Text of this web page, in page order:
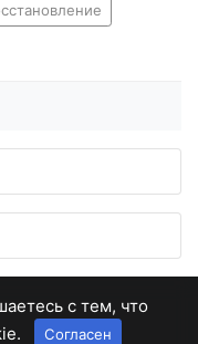
с тем, что
Согласен